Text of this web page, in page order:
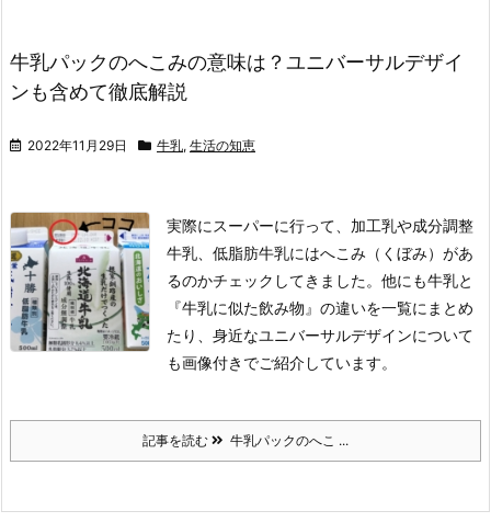
牛乳パックのへこみの意味は？ユニバーサルデザイ
ンも含めて徹底解説
2022年11月29日 牛乳, 生活の知恵
実際にスーパーに行って、加工乳や成分調整
牛乳、低脂肪牛乳にはへこみ（くぼみ）があ
るのかチェックしてきました。他にも牛乳と
『牛乳に似た飲み物』の違いを一覧にまとめ
たり、身近なユニバーサルデザインについて
も画像付きでご紹介しています。
記事を読む 牛乳パックのへこ ...